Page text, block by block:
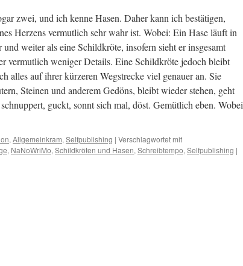
zwei, und ich kenne Hasen. Daher kann ich bestätigen,
Herzens vermutlich sehr wahr ist. Wobei: Ein Hase läuft in
weiter als eine Schildkröte, insofern sieht er insgesamt
vermutlich weniger Details. Eine Schildkröte jedoch bleibt
alles auf ihrer kürzeren Wegstrecke viel genauer an. Sie
Steinen und anderem Gedöns, bleibt wieder stehen, geht
guckt, sonnt sich mal, döst. Gemütlich eben. Wobei
, Allgemeinkram, Selfpublishing | Verschlagwortet mit
, NaNoWriMo, Schildkröten und Hasen, Schreibtempo, Selfpublishing |